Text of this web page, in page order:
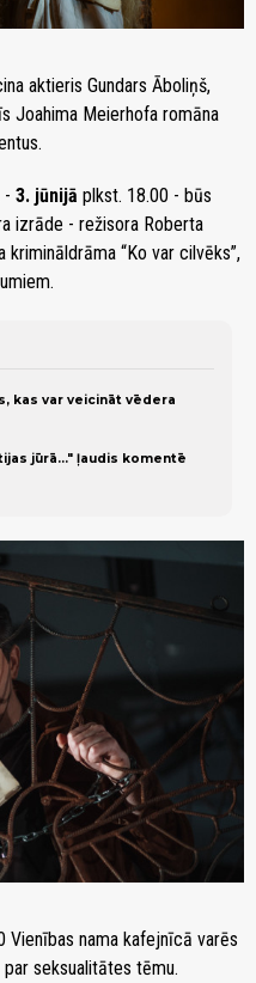
aktieris Gundars Āboliņš,
Joahima Meierhofa romāna
- 3. jūnijā plkst. 18.00 - būs
izrāde - režisora Roberta
krimināldrāma “Ko var cilvēks”,
kas var veicināt vēdera
jūrā..." ļaudis komentē
Vienības nama kafejnīcā varēs
seksualitātes tēmu.